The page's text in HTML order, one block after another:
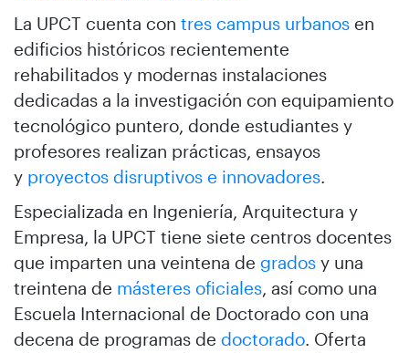
La UPCT cuenta con tres campus urbanos en
edificios históricos recientemente
rehabilitados y modernas instalaciones
dedicadas a la investigación con equipamiento
tecnológico puntero, donde estudiantes y
profesores realizan prácticas, ensayos
y proyectos disruptivos e innovadores.
Especializada en Ingeniería, Arquitectura y
Empresa, la UPCT tiene siete centros docentes
que imparten una veintena de grados y una
treintena de másteres oficiales, así como una
Escuela Internacional de Doctorado con una
decena de programas de doctorado. Oferta